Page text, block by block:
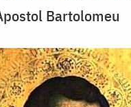
Bartolomeu